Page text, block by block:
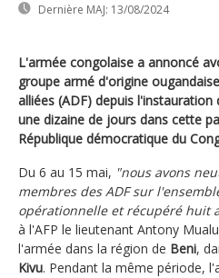
Dernière MAJ: 13/08/2024
L'armée congolaise a annoncé
groupe armé d'origine
alliées (ADF) depuis
une dizaine de jours dans cette
République démocratique du
Du 6 au 15 mai, "nous avons
membres des ADF sur
opérationnelle et récupéré huit
à l'AFP le lieutenant Antony
l'armée dans la région de Beni,
Kivu. Pendant la même période,